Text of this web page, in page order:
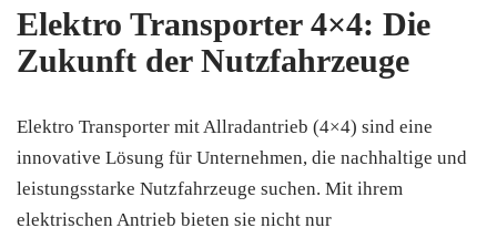
Elektro Transporter 4×4: Die
Zukunft der Nutzfahrzeuge
Elektro Transporter mit Allradantrieb (4×4) sind eine
innovative Lösung für Unternehmen, die nachhaltige und
leistungsstarke Nutzfahrzeuge suchen. Mit ihrem
elektrischen Antrieb bieten sie nicht nur